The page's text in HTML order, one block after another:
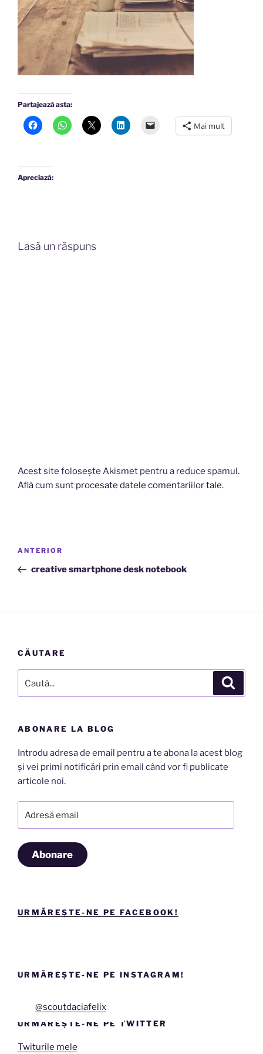
Partajează asta:
Mai mult
Apreciază:
Lasă un răspuns
Acest site folosește Akismet pentru a reduce spamul.
Află cum sunt procesate datele comentariilor tale.
Navigare
articole
Articolul
anterior
ANTERIOR
creative smartphone desk notebook
CĂUTARE
după:
ABONARE LA BLOG
Introdu adresa de email pentru a te abona la acest blog
și vei primi notificări prin email când vor fi publicate
articole noi.
Abonare
URMĂREȘTE-NE PE FACEBOOK!
URMĂREȘTE-NE PE INSTAGRAM!
@scoutdaciafelix
URMĂREȘTE-NE PE TWITTER
Twiturile mele